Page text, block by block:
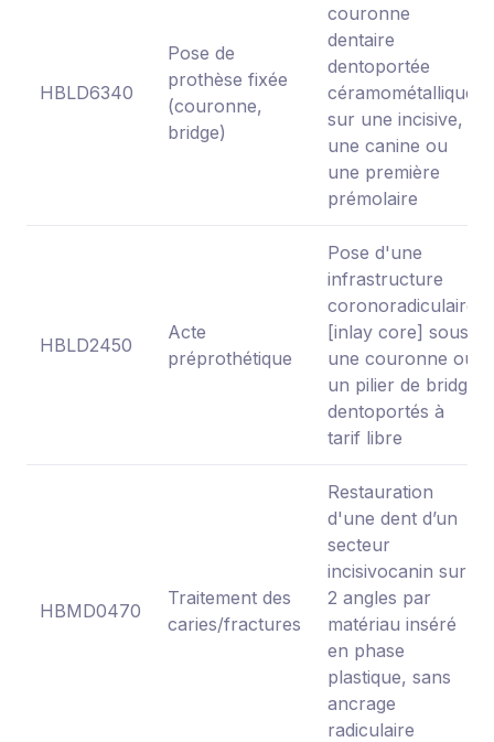
HBLD6340
Pose de
prothèse fixée
(couronne,
bridge)
couronne
dentaire
dentoportée
céramométallique
sur une incisive,
une canine ou
une première
prémolaire
HBLD2450
Acte
préprothétique
Pose d'une
infrastructure
coronoradiculaire
[inlay core] sous
une couronne ou
un pilier de bridge
dentoportés à
tarif libre
HBMD0470
Traitement des
caries/fractures
Restauration
d'une dent d’un
secteur
incisivocanin sur
2 angles par
matériau inséré
en phase
plastique, sans
ancrage
radiculaire